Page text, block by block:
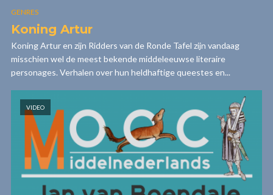
GENRES
Koning Artur
Koning Artur en zijn Ridders van de Ronde Tafel zijn vandaag
misschien wel de meest bekende middeleeuwse literaire
personages. Verhalen over hun heldhaftige queestes en...
VIDEO